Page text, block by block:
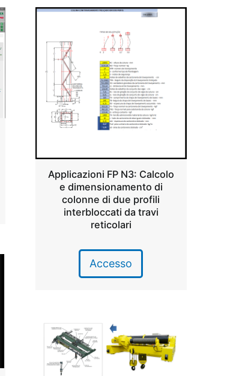
Applicazioni FP N3: Calcolo
e dimensionamento di
colonne di due profili
interbloccati da travi
reticolari
Accesso